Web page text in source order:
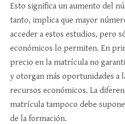
Esto significa un aumento del
tanto, implica que mayor
acceder a estos estudios, pero
económicos lo permiten. En
precio en la matrícula no
y otorgan más oportunidades a
recursos económicos. La
matrícula tampoco debe
de la formación.